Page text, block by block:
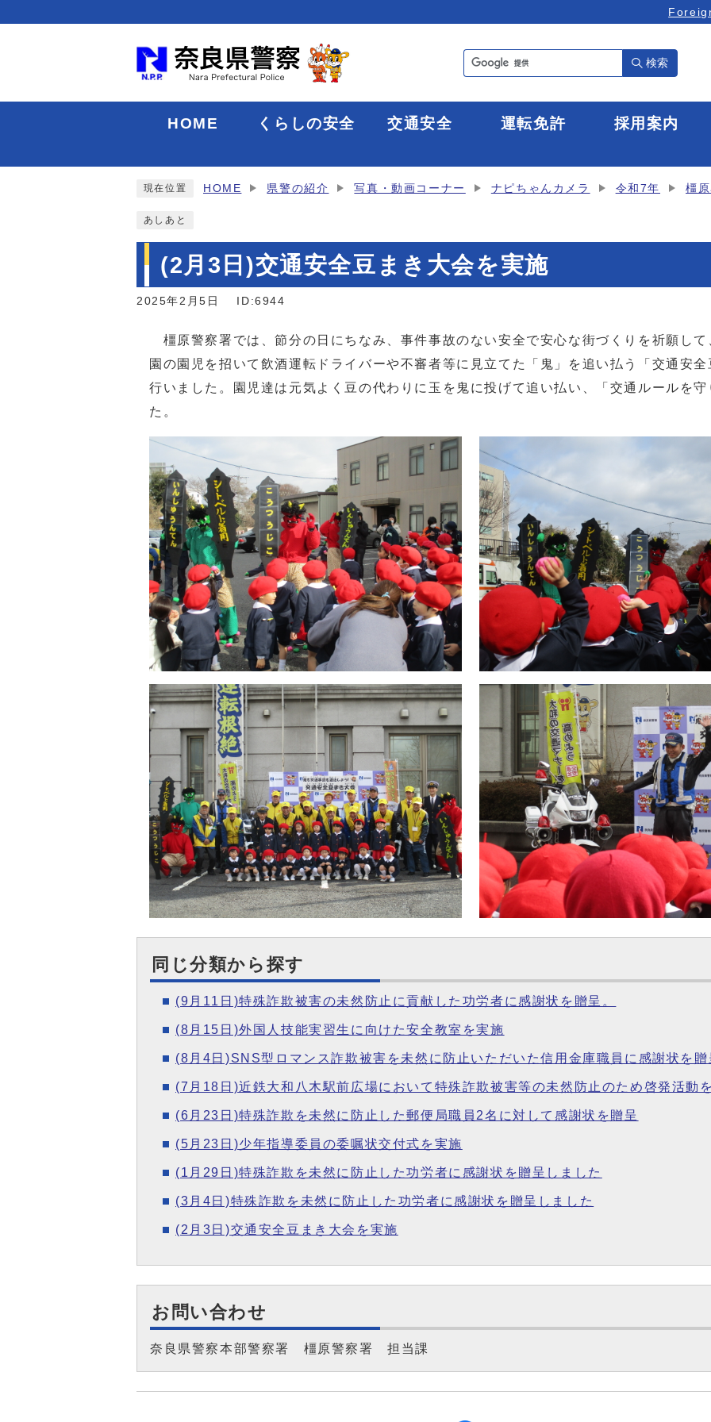
検索
HOME くらしの安全 交通安全 運転免許 採用案内
現在位置 HOME 県警の紹介 写真・動画コーナー ナピちゃんカメラ 令和7年 橿
あしあと
(2月3日)交通安全豆まき大会を実施
2025年2月5日 ID:6944
橿原警察署では、節分の日にちなみ、事件事故のない安全で安心な街づくりを祈願し
園の園児を招いて飲酒運転ドライバーや不審者等に見立てた「鬼」を追い払う「交通安
行いました。園児達は元気よく豆の代わりに玉を鬼に投げて追い払い、「交通ルールを
た。
同じ分類から探す
(9月11日)特殊詐欺被害の未然防止に貢献した功労者に感謝状を贈呈。
(8月15日)外国人技能実習生に向けた安全教室を実施
(8月4日)SNS型ロマンス詐欺被害を未然に防止いただいた信用金庫職員に感謝状を贈
(7月18日)近鉄大和八木駅前広場において特殊詐欺被害等の未然防止のため啓発活動
(6月23日)特殊詐欺を未然に防止した郵便局職員2名に対して感謝状を贈呈
(5月23日)少年指導委員の委嘱状交付式を実施
(1月29日)特殊詐欺を未然に防止した功労者に感謝状を贈呈しました
(3月4日)特殊詐欺を未然に防止した功労者に感謝状を贈呈しました
(2月3日)交通安全豆まき大会を実施
お問い合わせ
奈良県警察本部警察署 橿原警察署 担当課